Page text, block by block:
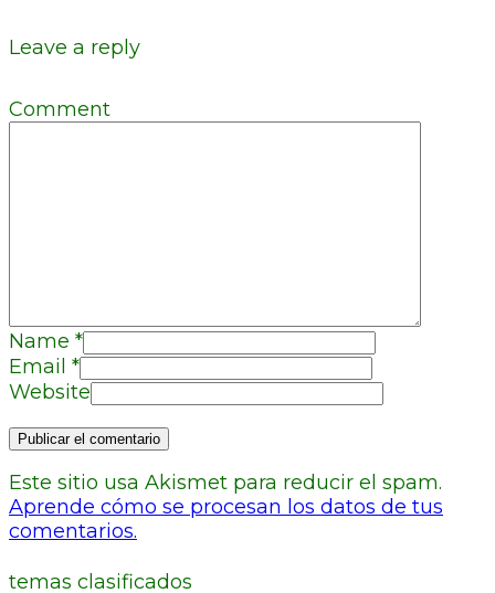
Leave a reply
Comment
Name *
Email *
Website
Este sitio usa Akismet para reducir el spam.
Aprende cómo se procesan los datos de tus
comentarios.
temas clasificados